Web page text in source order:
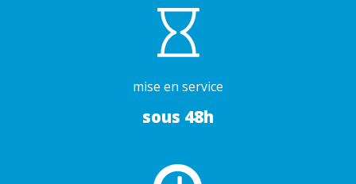
mise en service
sous 48h